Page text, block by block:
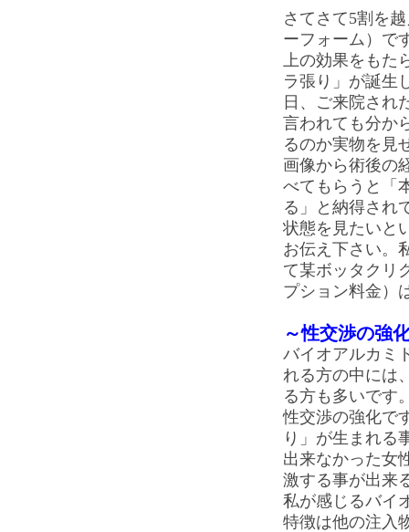
さてさて5割を
ーフォーム）で
上の効果をもた
ラ張り」が誕生
日、ご来院され
言われても分か
るのか実物を見
画像から術後の
べてもらうと「
る」と納得され
状態を見たいと
お伝え下さい。
て某ボッタクリ
プション料金）
～性交渉の強
バイオアルカミ
れる方の中には
る方も多いです
性交渉の強化で
り」が生まれる
出来なかった女
激する事が出来
私が感じるバイ
特徴は他の注入